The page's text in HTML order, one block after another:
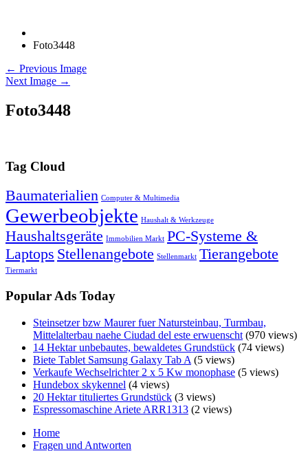
Foto3448
← Previous Image
Next Image →
Foto3448
Tag Cloud
Baumaterialien Computer & Multimedia
Gewerbeobjekte Haushalt & Werkzeuge
Haushaltsgeräte Immobilien Markt PC-Systeme &
Laptops Stellenangebote Stellenmarkt Tierangebote
Tiermarkt
Popular Ads Today
Steinsetzer bzw Maurer fuer Natursteinbau, Turmbau,
Mittelalterbau naehe Ciudad del este erwuenscht (970 views)
14 Hektar unbebautes, bewaldetes Grundstück (74 views)
Biete Tablet Samsung Galaxy Tab A (5 views)
Verkaufe Wechselrichter 2 x 5 Kw monophase (5 views)
Hundebox skykennel (4 views)
20 Hektar tituliertes Grundstück (3 views)
Espressomaschine Ariete ARR1313 (2 views)
Home
Fragen und Antworten